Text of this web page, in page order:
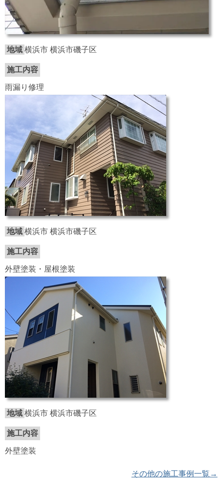
地域 横浜市 横浜市磯子区
施工内容
雨漏り修理
地域 横浜市 横浜市磯子区
施工内容
外壁塗装・屋根塗装
地域 横浜市 横浜市磯子区
施工内容
外壁塗装
その他の施工事例一覧→